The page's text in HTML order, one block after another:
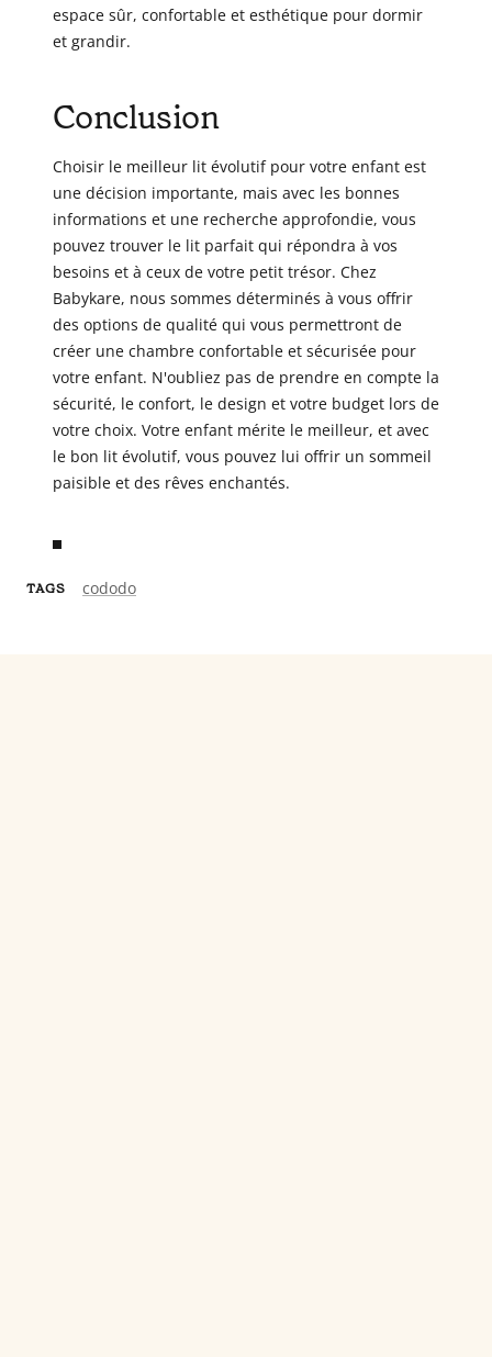
espace sûr, confortable et esthétique pour dormir
et grandir.
Conclusion
Choisir le meilleur lit évolutif pour votre enfant est
une décision importante, mais avec les bonnes
informations et une recherche approfondie, vous
pouvez trouver le lit parfait qui répondra à vos
besoins et à ceux de votre petit trésor. Chez
Babykare, nous sommes déterminés à vous offrir
des options de qualité qui vous permettront de
créer une chambre confortable et sécurisée pour
votre enfant. N'oubliez pas de prendre en compte la
sécurité, le confort, le design et votre budget lors de
votre choix. Votre enfant mérite le meilleur, et avec
le bon lit évolutif, vous pouvez lui offrir un sommeil
paisible et des rêves enchantés.
TAGS cododo